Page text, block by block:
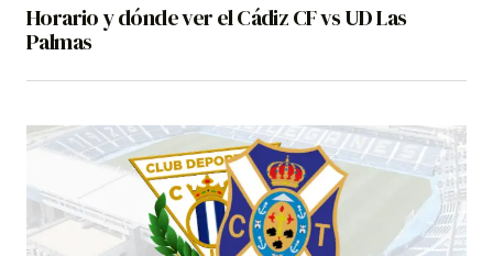
Horario y dónde ver el Cádiz CF vs UD Las
Palmas